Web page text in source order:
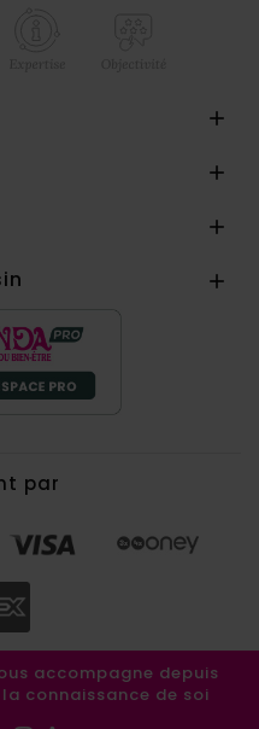




par
accompagne depuis
connaissance de soi